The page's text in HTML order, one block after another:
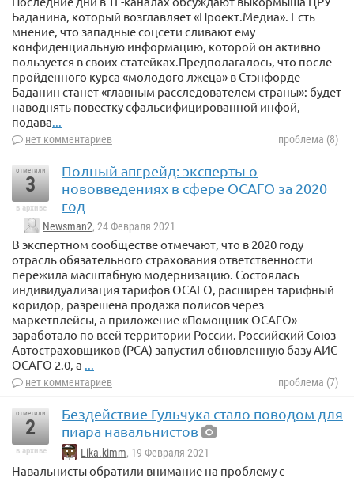
Баданина, который возглавляет «Проект.Медиа». Есть
мнение, что западные соцсети сливают ему
конфиденциальную информацию, которой он активно
пользуется в своих статейках.Предполагалось, что после
пройденного курса «молодого лжеца» в Стэнфорде
Баданин станет «главным расследователем страны»: будет
наводнять повестку сфальсифицированной инфой,
подава
нет комментариев проблема (8)
отметили
3
в архиве
Полный апгрейд: эксперты о
нововведениях в сфере ОСАГО за 2020
год
Newsman2, 24 Февраля 2021
В экспертном сообществе отмечают, что в 2020 году
отрасль обязательного страхования ответственности
пережила масштабную модернизацию. Состоялась
индивидуализация тарифов ОСАГО, расширен тарифный
коридор, разрешена продажа полисов через
маркетплейсы, а приложение «Помощник ОСАГО»
заработало по всей территории России. Российский Союз
Автостраховщиков (РСА) запустил обновленную базу АИС
ОСАГО 2.0, а ...
нет комментариев проблема (7)
отметили
2
в архиве
Бездействие Гульчука стало поводом для
пиара навальнистов
Lika.kimm, 19 Февраля 2021
Навальнисты обратили внимание на проблему с